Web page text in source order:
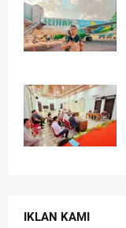
IKLAN KAMI